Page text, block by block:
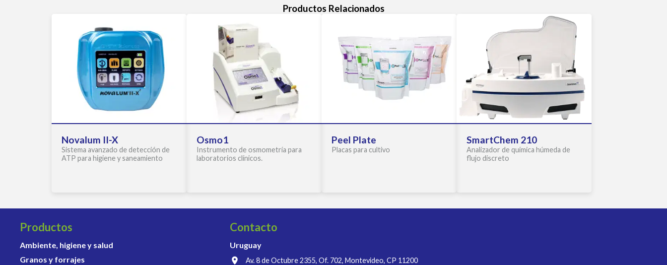
Productos Relacionados
Novalum II-X
Sistema avanzado de detección de
ATP para higiene y saneamiento
Osmo1
Instrumento de osmometría para
laboratorios clínicos.
Peel Plate
Placas para cultivo
SmartChem 210
Analizador de química húmeda de
flujo discreto
Productos
Ambiente, higiene y salud
Granos y forrajes
Contacto
Uruguay
Av. 8 de Octubre 2355, Of. 702, Montevideo, CP 11200